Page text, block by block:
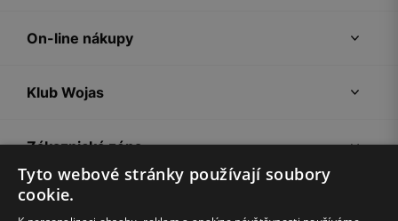
On-line nákupy
Klub Wojas
Zákaznická zóna
Společnost Wojas
Tyto webové stránky používají soubory
cookie.